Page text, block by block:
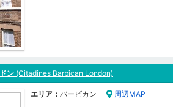
ン (Citadines Barbican London)
エリア： バービカン 周辺MAP